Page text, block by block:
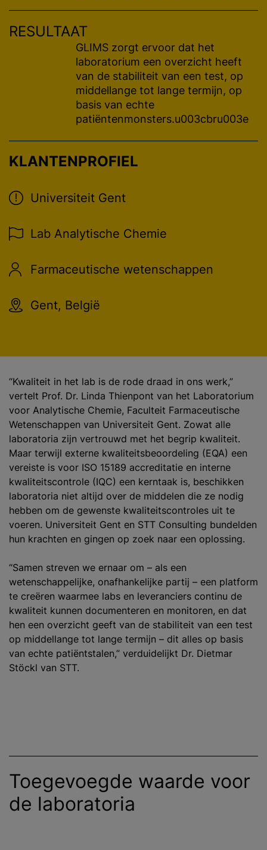
KLANTENPROFIEL
Universiteit Gent
Lab Analytische Chemie
Farmaceutische wetenschappen
Gent, België
RESULTAAT
GLIMS zorgt ervoor dat het
laboratorium een overzicht heeft
van de stabiliteit van een test, op
middellange tot lange termijn, op
basis van echte
patiëntenmonsters.u003cbru003e
“Kwaliteit in het lab is de rode draad in ons werk,”
vertelt Prof. Dr. Linda Thienpont van het Laboratorium
voor Analytische Chemie, Faculteit Farmaceutische
Wetenschappen van Universiteit Gent. Zowat alle
laboratoria zijn vertrouwd met het begrip kwaliteit.
Maar terwijl externe kwaliteitsbeoordeling (EQA) een
vereiste is voor ISO 15189 accreditatie en interne
kwaliteitscontrole (IQC) een kerntaak is, beschikken
laboratoria niet altijd over de middelen die ze nodig
hebben om de gewenste kwaliteitscontroles uit te
voeren. Universiteit Gent en STT Consulting bundelden
hun krachten en gingen op zoek naar een oplossing.
“Samen streven we ernaar om – als een
wetenschappelijke, onafhankelijke partij – een platform
te creëren waarmee labs en leveranciers continu de
kwaliteit kunnen documenteren en monitoren, en dat
hen een overzicht geeft van de stabiliteit van een test
op middellange tot lange termijn – dit alles op basis
van echte patiëntstalen,” verduidelijkt Dr. Dietmar
Stöckl van STT.
Toegevoegde waarde voor
de laboratoria